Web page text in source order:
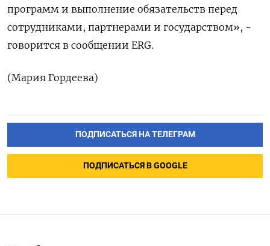
‌программ и выполнение обязательств ‌перед
сотрудниками, партнерами и ​государством», -
говорится в сообщении ‌ERG.
(Мария Гордеева)
ПОДПИСАТЬСЯ НА ТЕЛЕГРАМ
ПОДПИСАТЬСЯ В GOOGLE